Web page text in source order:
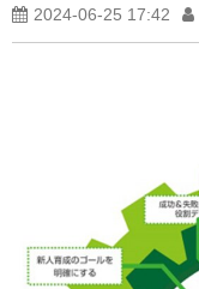
2024-06-25 17:42